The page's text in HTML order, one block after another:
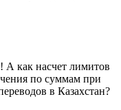
А как насчет лимитов
по суммам при
в Казахстан?